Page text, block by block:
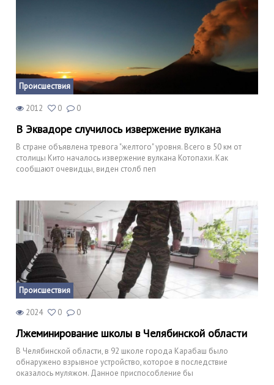
Происшествия
2012 0 0
В Эквадоре случилось извержение вулкана
В стране объявлена тревога "желтого" уровня. Всего в 50 км от
столицы Кито началось извержение вулкана Котопахи. Как
сообщают очевидцы, виден столб пеп
Происшествия
2024 0 0
Лжеминирование школы в Челябинской области
В Челябинской области, в 92 школе города Карабаш было
обнаружено взрывное устройство, которое в последствие
оказалось муляжом. Данное приспособление бы